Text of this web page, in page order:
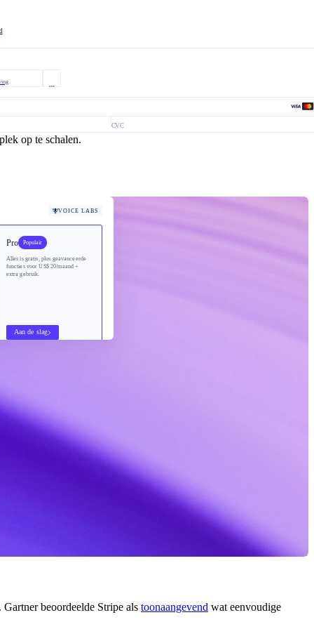
CVC
op te schalen.
VOICE LABS
Pro Populair
Alles is gratis, plus geavanceerde
functies voorUS$ 20/maand +
extra gebruik.
Aan de slag
beoordeelde Stripe als toonaangevend wat eenvoudige